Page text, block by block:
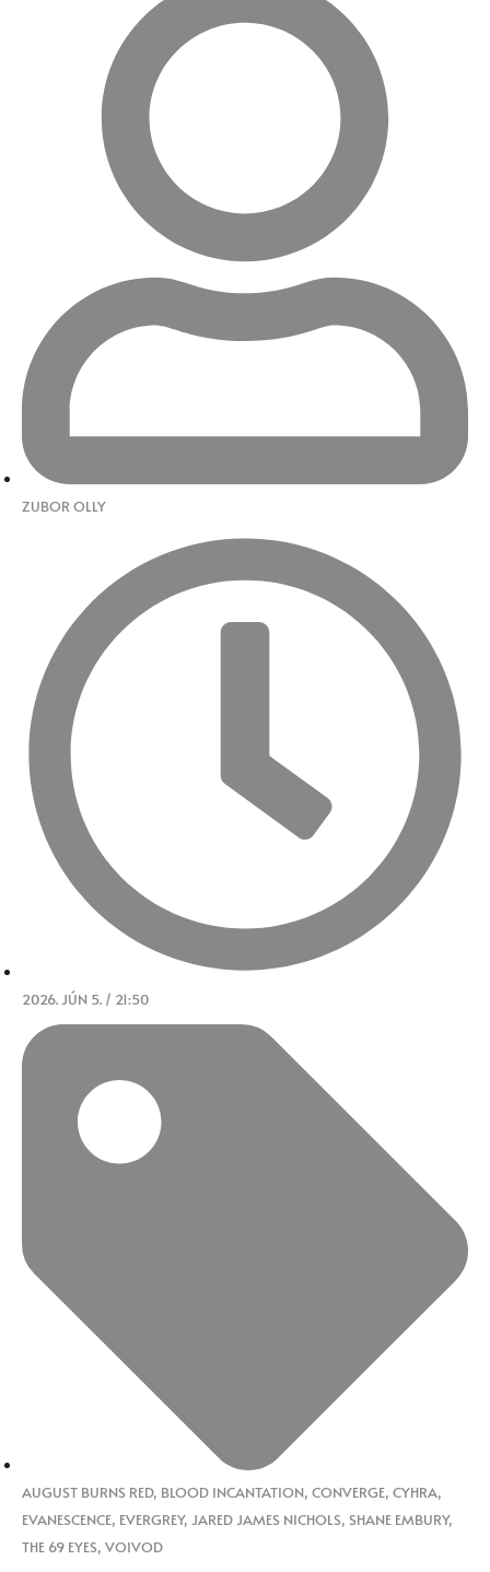
ZUBOR OLLY
2026. JÚN 5. / 21:50
AUGUST BURNS RED, BLOOD INCANTATION, CONVERGE, CYHRA,
EVANESCENCE, EVERGREY, JARED JAMES NICHOLS, SHANE EMBURY,
THE 69 EYES, VOIVOD